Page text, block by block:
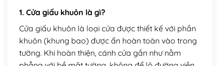
1. Cửa giấu khuôn là gì?
Cửa giấu khuôn là loại cửa được thiết kế với phần
khuôn (khung bao) được ẩn hoàn toàn vào trong
tường. Khi hoàn thiện, cánh cửa gần như nằm